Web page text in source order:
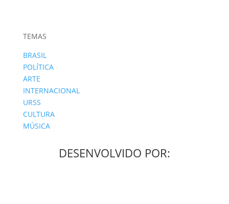
TEMAS
BRASIL
POLÍTICA
ARTE
INTERNACIONAL
URSS
CULTURA
MÚSICA
DESENVOLVIDO POR: